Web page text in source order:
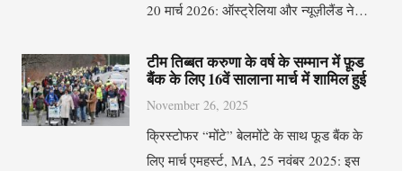
20 मार्च 2026: ऑस्ट्रेलिया और न्यूज़ीलैंड ने…
टीम तिब्बत करुणा के वर्ष के सम्मान में फ़ूड
बैंक के लिए 16वें सालाना मार्च में शामिल हुई
November 26, 2025
क्रिस्टोफर “मोंटे” बेलमोंटे के साथ फूड बैंक के
लिए मार्च एमहर्स्ट, MA, 25 नवंबर 2025: इस